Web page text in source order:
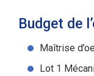
Budget de
Maîtrise
Lot 1